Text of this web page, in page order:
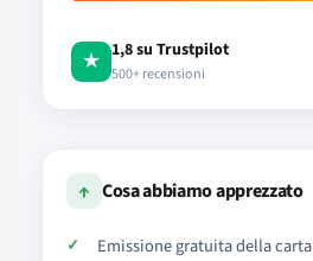
★ 1,8 su Trustpilot
500+ recensioni
↑ Cosa abbiamo apprezzato
Emissione gratuita della carta